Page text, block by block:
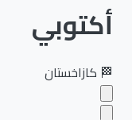
أكتوبي
كازاخستان